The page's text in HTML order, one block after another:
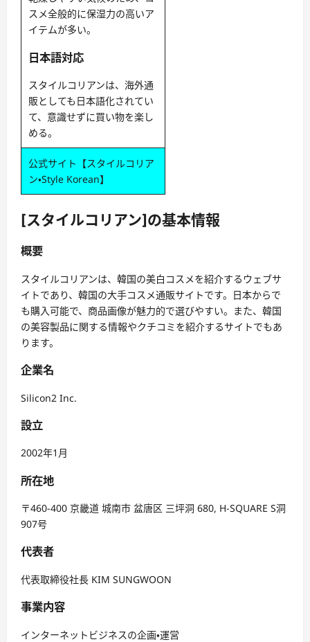
スメ全般的に保湿力の高いア
イテムが多い。
日本語対応
スタイルコリアンは、海外通
販としても日本語化されてい
て、意識せずに買い物を楽し
める。
公式サイト【スタイルコリア
ン・Style Korean】
[スタイルコリアン]の基本情報
概要
スタイルコリアンは、韓国の美白コスメを紹介するウェブサ
イトであり、韓国の大手コスメ通販サイトです。日本からで
も購入可能で、商品画像が魅力的で選びやすい。また、韓国
の美容製品に関する情報やクチコミを紹介するサイトでもあ
ります。
企業名
Silicon2 Inc.
設立
2002年1月
所在地
〒460-400 京畿道 城南市 盆唐区 三坪洞 680, H-SQUARE S洞
907号
代表者
代表取締役社長 KIM SUNGWOON
事業内容
インターネットビジネスの企画・運営